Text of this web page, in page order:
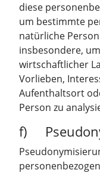
diese
um bestimmte
natürliche
insbesondere,
wirtschaftlicher
Vorlieben,
Aufenthaltsort
Person zu
f)